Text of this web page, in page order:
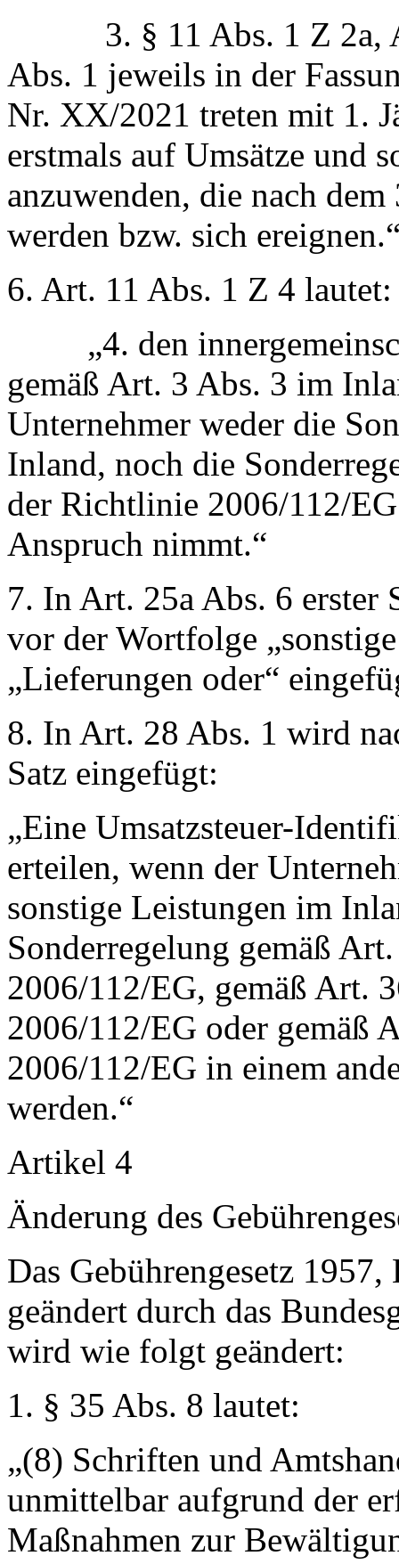
3. § 11 Abs. 1 Z 2a,
Abs. 1 jeweils in der
Nr. XX/2021 treten mit 1.
erstmals auf Umsätze und
anzuwenden, die nach
werden bzw. sich
6. Art. 11 Abs. 1 Z 4 lautet:
„4. den
gemäß Art. 3 Abs. 3 im
Unternehmer weder die
Inland, noch die
der Richtlinie 2006/112/
Anspruch nimmt.“
7. In Art. 25a Abs. 6 erster
vor der Wortfolge
„Lieferungen oder“
8. In Art. 28 Abs. 1 wird
Satz eingefügt:
„Eine Umsatzsteuer-
erteilen, wenn der
sonstige Leistungen im
Sonderregelung gemäß
2006/112/EG, gemäß Art.
2006/112/EG oder gemäß
2006/112/EG in einem
werden.“
Artikel 4
Änderung des
Das Gebührengesetz
geändert durch das
wird wie folgt geändert:
1. § 35 Abs. 8 lautet:
„(8) Schriften und
unmittelbar aufgrund der
Maßnahmen zur